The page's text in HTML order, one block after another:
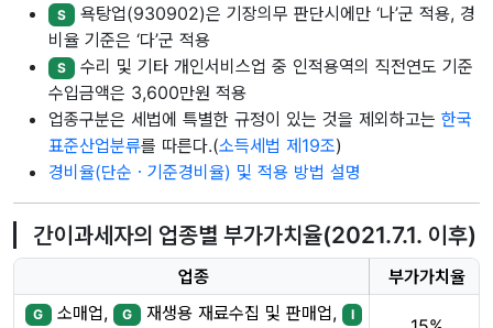
S 욕탕업(930902)은 기장의무 판단시에만 ‘나’군 적용, 경
비율 기준은 ‘다’군 적용
S 수리 및 기타 개인서비스업 중 인적용역의 직전연도 기준
수입금액은 3,600만원 적용
업종구분은 세법에 특별한 규정이 있는 것을 제외하고는 한국
표준산업분류를 따른다.(소득세법 제19조)
경비율(단순ㆍ기준경비율) 및 적용 방법 설명
간이과세자의 업종별 부가가치율(2021.7.1. 이후)
업종 부가가치율
G 소매업, G 재생용 재료수집 및 판매업, I